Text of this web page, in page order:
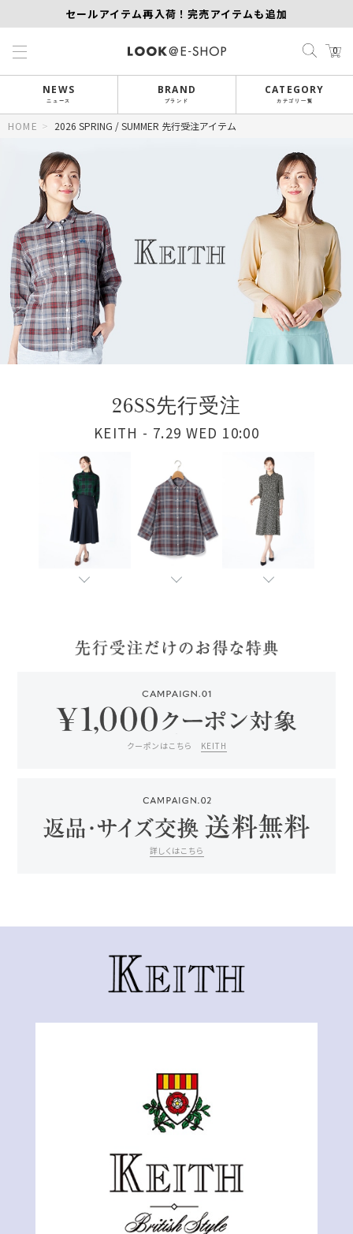
セールアイテム再入荷！完売アイテムも追加
0
NEWS
ニュース
BRAND
ブランド
CATEGORY
カテゴリ一覧
HOME > 2026 SPRING / SUMMER 先行受注アイテム
26SS先行受注
KEITH - 7.29 WED 10:00
クーポンはこちら KEITH
詳しくはこちら